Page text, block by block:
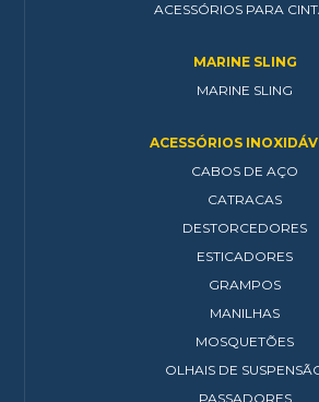
ACESSÓRIOS PARA
MARINE SLING
MARINE SLING
ACESSÓRIOS
CABOS DE AÇO
CATRACAS
DESTORCEDORES
ESTICADORES
GRAMPOS
MANILHAS
MOSQUETÕES
OLHAIS DE
PASSADORES